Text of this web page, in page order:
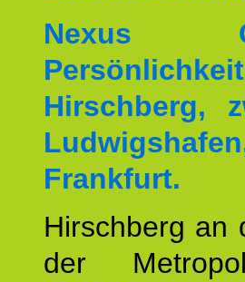
Nexus
Hirschberg,
Frankfurt.
Hirschberg an
der